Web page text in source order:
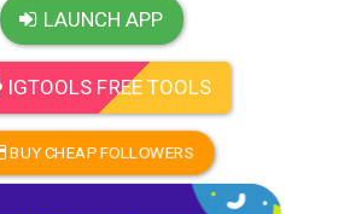
LAUNCH APP
IGTOOLS FREE TOOLS
BUY CHEAP FOLLOWERS